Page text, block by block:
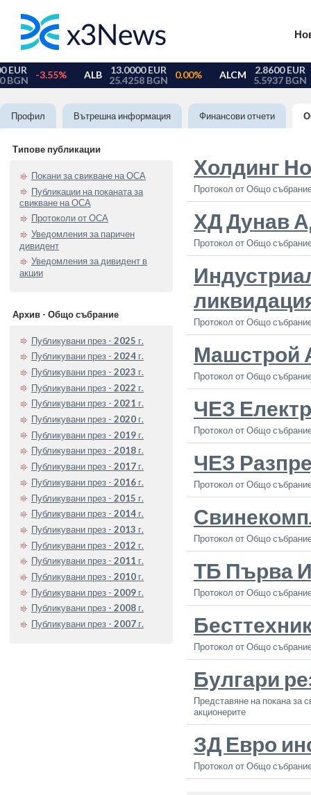
Профил Вътрешна информация Финансови отчети
Типове публикации
Покани за свикване на ОСА
Публикации на поканата за
свикване на ОСА
Протоколи от ОСА
Уведомления за паричен
дивидент
Уведомления за дивидент в
акции
Архив - Общо събрание
Публикувани през - 2025 г.
Публикувани през - 2024 г.
Публикувани през - 2023 г.
Публикувани през - 2022 г.
Публикувани през - 2021 г.
Публикувани през - 2020 г.
Публикувани през - 2019 г.
Публикувани през - 2018 г.
Публикувани през - 2017 г.
Публикувани през - 2016 г.
Публикувани през - 2015 г.
Публикувани през - 2014 г.
Публикувани през - 2013 г.
Публикувани през - 2012 г.
Публикувани през - 2011 г.
Публикувани през - 2010 г.
Публикувани през - 2009 г.
Публикувани през - 2008 г.
Публикувани през - 2007 г.
Холдинг
Протокол от Общо
ХД Дунав
Протокол от Общо
Протокол от Общо
Машстрой
Протокол от Общо
ЧЕЗ
Протокол от Общо
ЧЕЗ
Протокол от Общо
Протокол от Общо
ТБ Първа
Протокол от Общо
Протокол от Общо
Булгари
Представяне на покана за
акционерите
ЗД Евро
Протокол от Общо